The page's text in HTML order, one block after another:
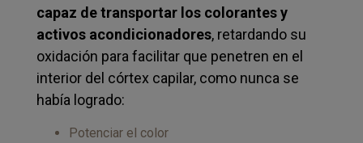
capaz de transportar los colorantes y
activos acondicionadores, retardando su
oxidación para facilitar que penetren en el
interior del córtex capilar, como nunca se
había logrado:
Potenciar el color